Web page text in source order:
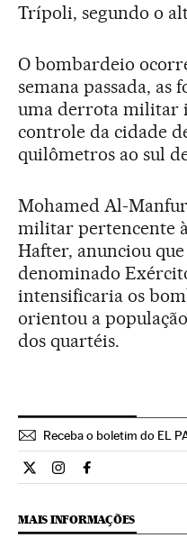
Trípoli, segundo o
O bombardeio
semana passada, as
uma derrota militar
controle da cidade
quilômetros ao sul
Mohamed Al-
militar pertencente
Hafter, anunciou que
denominado
intensificaria os
orientou a
dos quartéis.
Receba o boletim do EL
Internacional El País
Internacional El País
Internacional El
MAIS INFORMAÇÕES